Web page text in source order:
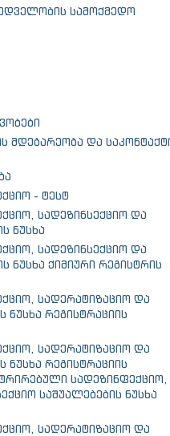
სამოქმედო
მდებარეობა და
- ტესტ
სადეზინსექციო და
ნუსხა
სადეზინსექციო და
ნუსხა ქიმიური რეგისტრის
სადერატიზაციო და
ნუსხა რეგისტრაციის
სადერატიზაციო და
ნუსხა რეგისტრაციის
სადეზინფექციო,
საშუალებების ნუსხა
სადერატიზაციო და